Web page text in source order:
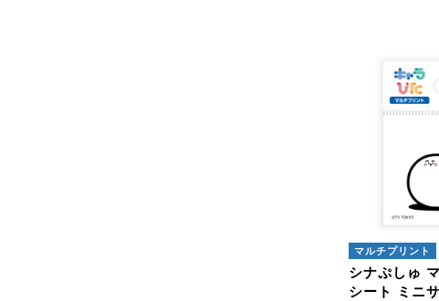
マルチプリント
シナぷしゅ
シート ミニ